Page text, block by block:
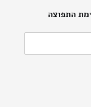
התפוצה